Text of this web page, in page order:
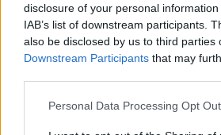
disclosure of your personal
IAB’s list of downstream participants.
also be disclosed by us to third parties
Downstream Participants that may
Personal Data Processing Opt
Susiję straipsniai